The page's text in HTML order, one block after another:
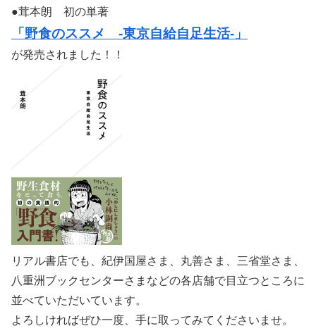
●茸本朗 初の単著
「野食のススメ -東京自給自足生活-」
が発売されました！！
リアル書店でも、紀伊国屋さま、丸善さま、三省堂さま、
八重洲ブックセンターさまなどの各店舗で目立つところに
並べていただいています。
よろしければぜひ一度、手に取ってみてくださいませ。